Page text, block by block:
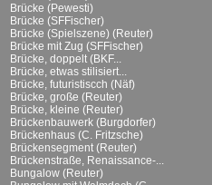
Brücke (Pewesti)
Brücke (SFFischer)
Brücke (Spielszene) (Reuter)
Brücke mit Zug (SFFischer)
Brücke, doppelt (BKF...
Brücke, etwas stilisiert...
Brücke, futuristiscch (Näf)
Brücke, große (Reuter)
Brücke, kleine (Reuter)
Brückenbauwerk (Burgdorfer)
Brückenhaus (C. Fritzsche)
Brückensegment (Reuter)
Brückenstraße, Renaissance-...
Bungalow (Reuter)